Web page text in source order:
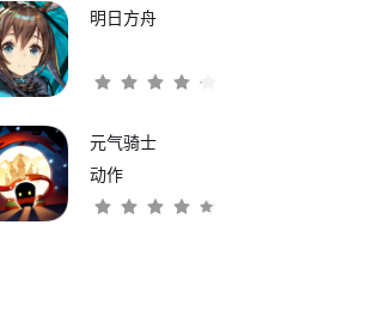
明日方舟
元气骑士
动作